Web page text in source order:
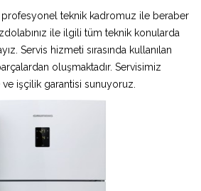
profesyonel teknik kadromuz ile beraber
ile ilgili tüm teknik konularda
Servis hizmeti sırasında kullanılan
oluşmaktadır. Servisimiz
ve işçilik garantisi sunuyoruz.